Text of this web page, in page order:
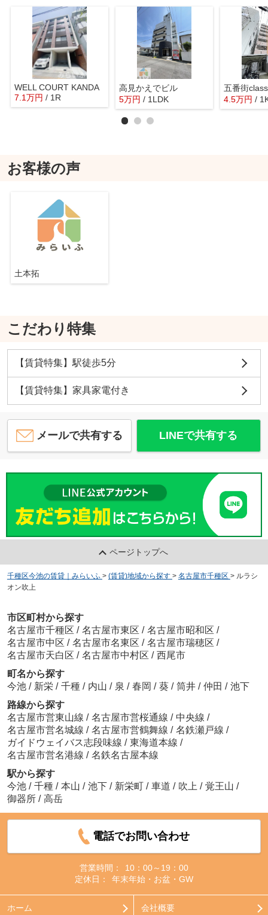
WELL COURT KANDA
7.1万円 / 1R
高見かえでビル
5万円 / 1LDK
五番街
4.5万円 /
お客様の声
土本拓
こだわり特集
【賃貸特集】駅徒歩5分
【賃貸特集】家具家電付き
メールで共有する LINEで共有する
ページトップへ
千種区今池の賃貸｜みらいふ > (賃貸)地域から探す > 名古屋市千種区 > ルラシ
オン吹上
市区町村から探す
名古屋市千種区 / 名古屋市東区 / 名古屋市昭和区 /
名古屋市中区 / 名古屋市名東区 / 名古屋市瑞穂区 /
名古屋市天白区 / 名古屋市中村区 / 西尾市
町名から探す
今池 / 新栄 / 千種 / 内山 / 泉 / 春岡 / 葵 / 筒井 / 仲田 / 池下
路線から探す
名古屋市営東山線 / 名古屋市営桜通線 / 中央線 /
名古屋市営名城線 / 名古屋市営鶴舞線 / 名鉄瀬戸線 /
ガイドウェイバス志段味線 / 東海道本線 /
名古屋市営名港線 / 名鉄名古屋本線
駅から探す
今池 / 千種 / 本山 / 池下 / 新栄町 / 車道 / 吹上 / 覚王山 /
御器所 / 高岳
電話でお問い合わせ
営業時間：
10：00～19：00
定休日：
年末年始・お盆・GW
ホーム 会社概要